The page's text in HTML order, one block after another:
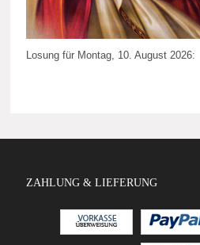
Losung für Montag, 10. August 2026:
ZAHLUNG & LIEFERUNG